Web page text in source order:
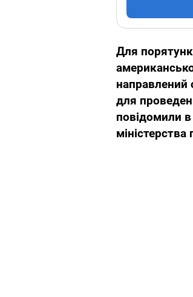
Для
направлений
для
повідомили